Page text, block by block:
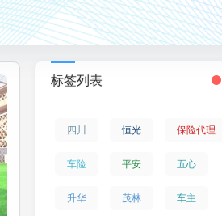
标签列表
四川 恒光 保险代理
车险 平安 五心
升华 茂林 车主